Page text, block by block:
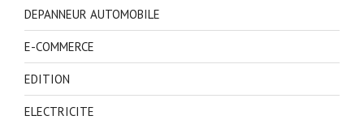
DEPANNEUR AUTOMOBILE
E-COMMERCE
EDITION
ELECTRICITE